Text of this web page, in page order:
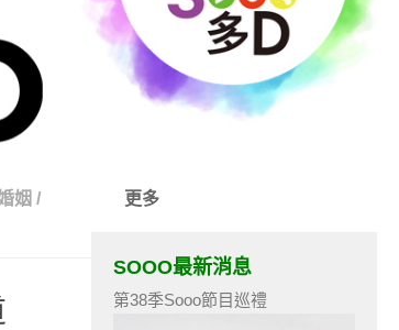
姻 /
更多
SOOO最新消息
第38季Sooo節目巡禮